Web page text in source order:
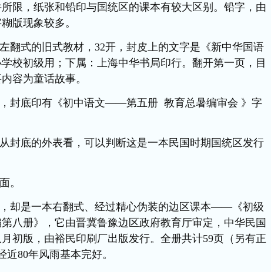
限，纸张和铅印与国统区的课本有较大区别。铅字，由
版现象较多。
翻式的旧式教材， 32开，封皮上的文字是《新中华国语
校初级用；下属：上海中华书局印行。翻开第一页，目
容为童话故事。
封底印有《初中语文——第五册 教育总暑编审会 》字
封底的外表看，可以判断这是一本民国时期国统区发行
。
却是一本右翻式、经过精心伪装的边区课本——《初级
八册》，它由晋冀鲁豫边区政府教育厅审定，中华民国
初版，由裕民印刷厂出版发行。全册共计59页（另有正
80年风雨基本完好。